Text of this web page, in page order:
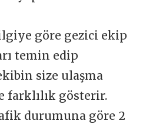
göre gezici ekip
temin edip
size ulaşma
farklılık gösterir.
durumuna göre 2